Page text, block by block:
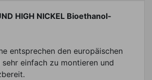
HIGH NICKEL Bioethanol-
entsprechen den europäischen
sehr einfach zu montieren und